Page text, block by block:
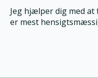
Jeg hjælper dig med
er mest